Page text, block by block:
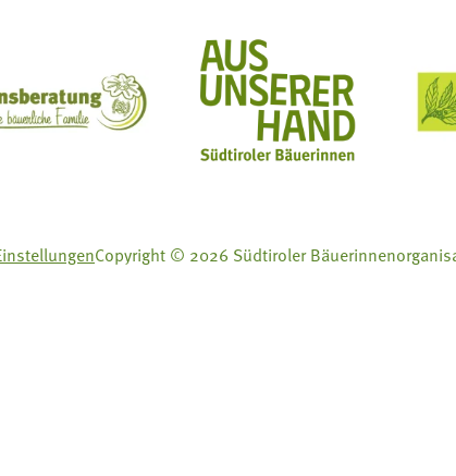
Bäuerinnen lernen - wachsen - leben
Lebensberatung für die bäuerliche Familie
Aus unserer Hand
Copyright © 2026 Südtiroler